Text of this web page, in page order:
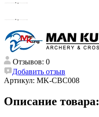
Отзывов: 0
Добавить отзыв
Артикул: MK-CBC008
Описание товара: